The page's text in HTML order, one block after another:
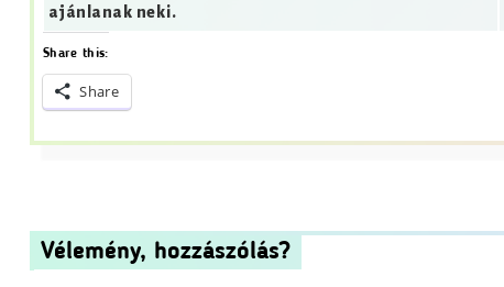
ajánlanak neki.
Share this:
Share
Vélemény, hozzászólás?